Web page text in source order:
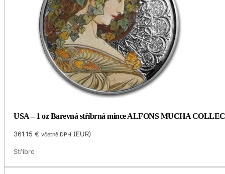
USA – 1 oz Barevná stříbrná mince ALFONS MUCHA
361.15€ včetně DPH (EUR)
Stříbro